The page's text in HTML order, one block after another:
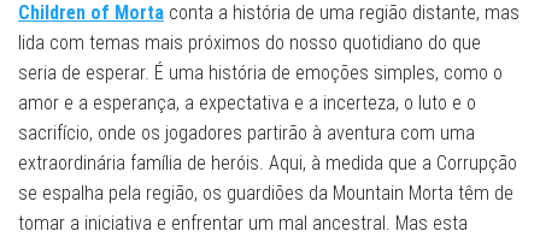
Children of Morta conta a história de uma região distante, mas
lida com temas mais próximos do nosso quotidiano do que
seria de esperar. É uma história de emoções simples, como o
amor e a esperança, a expectativa e a incerteza, o luto e o
sacrifício, onde os jogadores partirão à aventura com uma
extraordinária família de heróis. Aqui, à medida que a Corrupção
se espalha pela região, os guardiões da Mountain Morta têm de
tomar a iniciativa e enfrentar um mal ancestral. Mas esta